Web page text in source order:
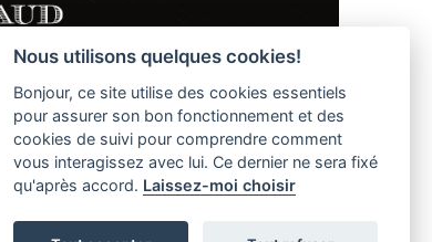
helvet magazine
Nous utilisons quelques cookies!
Bonjour, ce site utilise des cookies essentiels
pour assurer son bon fonctionnement et des
cookies de suivi pour comprendre comment
vous interagissez avec lui. Ce dernier ne sera fixé
qu'après accord. Laissez-moi choisir